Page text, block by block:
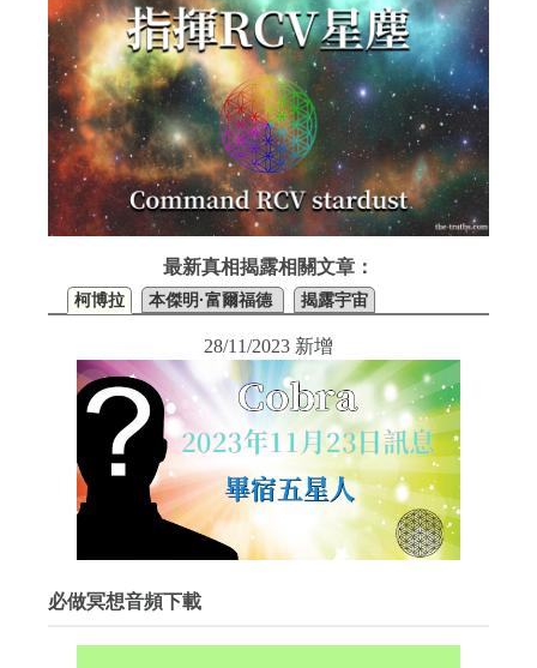
最新真相揭露相關文章：
柯博拉 本傑明·富爾福德 揭露宇宙
28/11/2023 新增
必做冥想音頻下載